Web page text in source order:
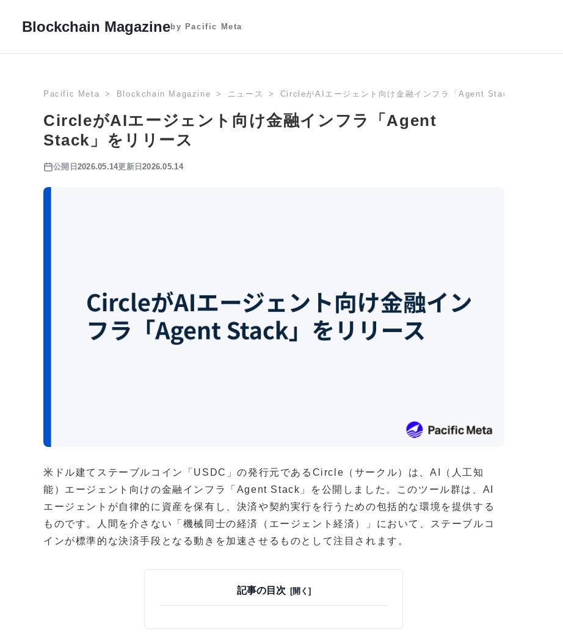
Blockchain Magazineby Pacific Meta
Pacific Meta Blockchain Magazine ニュース CircleがAIエージェント向け金融インフラ「Agent Stack」をリリース
CircleがAIエージェント向け金融インフラ「Agent
Stack」をリリース
公開日 2026.05.14更新日2026.05.14
米ドル建てステーブルコイン「USDC」の発行元であるCircle（サークル）は、AI（人工知
能）エージェント向けの金融インフラ「Agent Stack」を公開しました。このツール群は、AI
エージェントが自律的に資産を保有し、決済や契約実行を行うための包括的な環境を提供する
ものです。人間を介さない「機械同士の経済（エージェント経済）」において、ステーブルコ
インが標準的な決済手段となる動きを加速させるものとして注目されます。
記事の目次